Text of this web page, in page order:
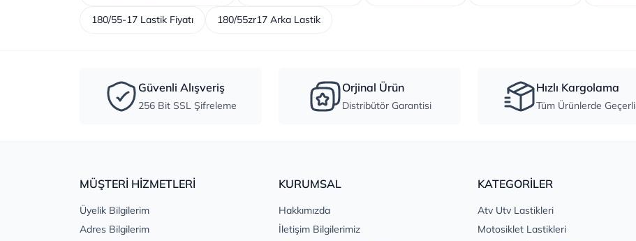
180/55-17 Lastik Fiyatı 180/55zr17 Arka Lastik
Güvenli Alışveriş
256 Bit SSL Şifreleme
Orjinal Ürün
Distribütör Garantisi
Hızlı Kargolama
Tüm Ürünlerde Geçerli
MÜŞTERİ HİZMETLERİ
Üyelik Bilgilerim
Adres Bilgilerim
KURUMSAL
Hakkımızda
İletişim Bilgilerimiz
KATEGORİLER
Atv Utv Lastikleri
Motosiklet Lastikleri